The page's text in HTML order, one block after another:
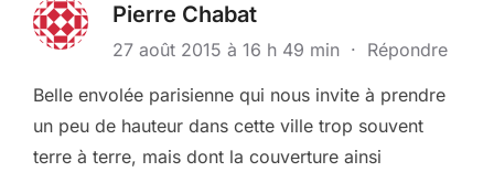
Pierre Chabat
27 août 2015 à 16 h 49 min · Répondre
Belle envolée parisienne qui nous invite à prendre
un peu de hauteur dans cette ville trop souvent
terre à terre, mais dont la couverture ainsi